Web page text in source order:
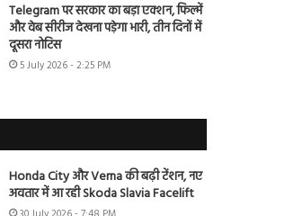
Telegram पर सरकार का बड़ा एक्शन, फिल्में
और वेब सीरीज देखना पड़ेगा भारी, तीन दिनों में
दूसरा नोटिस
5 July 2026 - 2:25 PM
Honda City और Verna की बढ़ी टेंशन, नए
अवतार में आ रही Skoda Slavia Facelift